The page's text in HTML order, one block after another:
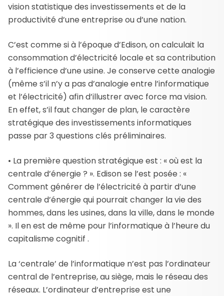
vision statistique des investissements et de la
productivité d’une entreprise ou d’une nation.
C’est comme si à l’époque d’Edison, on calculait la
consommation d’électricité locale et sa contribution
à l’efficience d’une usine. Je conserve cette analogie
(même s’il n’y a pas d’analogie entre l’informatique
et l’électricité) afin d’illustrer avec force ma vision.
En effet, s’il faut changer de plan, le caractère
stratégique des investissements informatiques
passe par 3 questions clés préliminaires.
• La première question stratégique est : « où est la
centrale d’énergie ? ». Edison se l’est posée : «
Comment générer de l’électricité à partir d’une
centrale d’énergie qui pourrait changer la vie des
hommes, dans les usines, dans la ville, dans le monde
». Il en est de même pour l’informatique à l’heure du
capitalisme cognitif .
La ‘centrale’ de l’informatique n’est pas l’ordinateur
central de l’entreprise, au siège, mais le réseau des
réseaux. L’ordinateur d’entreprise est une